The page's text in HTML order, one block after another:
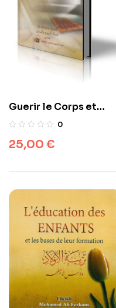
Guerir le Corps et
L’âme – Dr. Amira Ayad
0
25,00 €